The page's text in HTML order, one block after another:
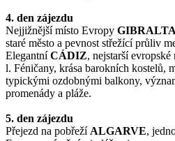
4. den zájezdu
Nejjižnější místo Evropy
staré město a pevnost střežící průliv
ElegantníCÁDIZ, nejstarší evropské
l. Féničany, krása barokních kostelů,
typickými ozdobnými balkony,
promenády a pláže.
5. den zájezdu
Přejezd na pobřeží ALGARVE,